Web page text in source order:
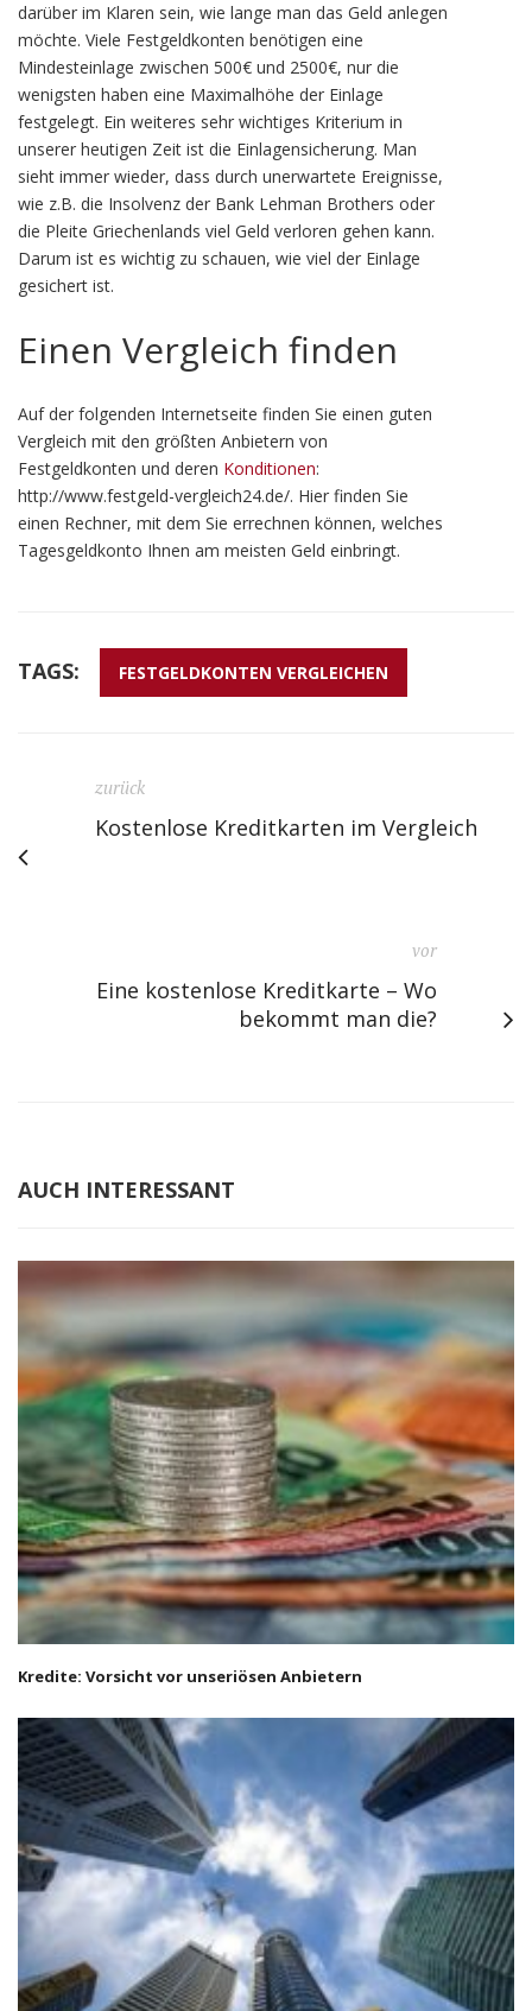
darüber im Klaren sein, wie lange man das Geld anlegen
möchte. Viele Festgeldkonten benötigen eine
Mindesteinlage zwischen 500€ und 2500€, nur die
wenigsten haben eine Maximalhöhe der Einlage
festgelegt. Ein weiteres sehr wichtiges Kriterium in
unserer heutigen Zeit ist die Einlagensicherung. Man
sieht immer wieder, dass durch unerwartete Ereignisse,
wie z.B. die Insolvenz der Bank Lehman Brothers oder
die Pleite Griechenlands viel Geld verloren gehen kann.
Darum ist es wichtig zu schauen, wie viel der Einlage
gesichert ist.
Einen Vergleich finden
Auf der folgenden Internetseite finden Sie einen guten
Vergleich mit den größten Anbietern von
Festgeldkonten und deren Konditionen:
http://www.festgeld-vergleich24.de/. Hier finden Sie
einen Rechner, mit dem Sie errechnen können, welches
Tagesgeldkonto Ihnen am meisten Geld einbringt.
TAGS: FESTGELDKONTEN VERGLEICHEN
zurück
Kostenlose Kreditkarten im Vergleich
vor
Eine kostenlose Kreditkarte – Wo
bekommt man die?
AUCH INTERESSANT
Kredite: Vorsicht vor unseriösen Anbietern